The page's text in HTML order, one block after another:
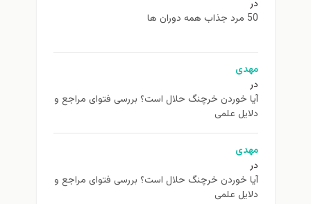
در
50 مرد جذاب همه دوران ها
مهدی
در
آیا خوردن خرچنگ حلال است؟ بررسی فتوای مراجع و
دلایل علمی
مهدی
در
آیا خوردن خرچنگ حلال است؟ بررسی فتوای مراجع و
دلایل علمی